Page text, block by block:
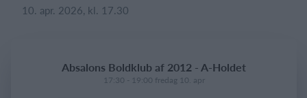
Kalender
Webshop
10. apr. 2026, kl. 17.30
Absalons Boldklub af 2012 - A-Holdet
17:30 - 19:00 fredag 10. apr